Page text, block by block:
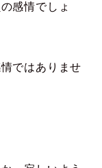
感情でしょ
ではありませ